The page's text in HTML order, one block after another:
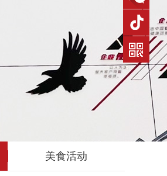
美食活动